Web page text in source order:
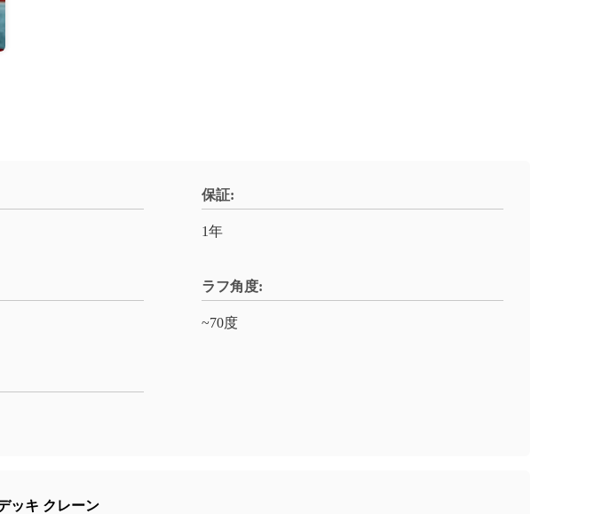
保証:
1年
ラフ角度:
~70度
ッキ クレーン